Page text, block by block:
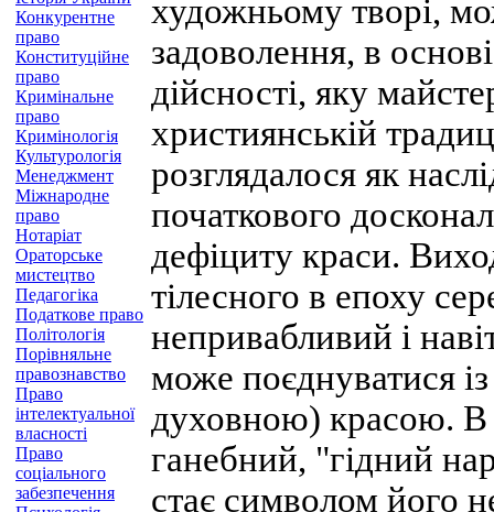
Конкурентне
право
Конституційне
право
Кримінальне
право
Кримінологія
Культурологія
Менеджмент
Міжнародне
право
Нотаріат
Ораторське
мистецтво
Педагогіка
Податкове право
Політологія
Порівняльне
правознавство
Право
інтелектуальної
власності
Право
соціального
забезпечення
художньому творі,
задоволення, в
дійсності, яку
християнській
розглядалося як
початкового
дефіциту краси.
тілесного в епоху
непривабливий і
може поєднуватися
духовною) красою. В
ганебний, "гідний
стає символом його